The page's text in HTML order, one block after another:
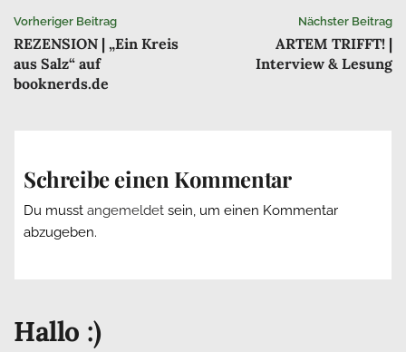
Beitrags-
Navigation
Vorheriger Beitrag
REZENSION | „Ein Kreis
aus Salz“ auf
booknerds.de
Nächster Beitrag
ARTEM TRIFFT! |
Interview & Lesung
Schreibe einen Kommentar
Du musst angemeldet sein, um einen Kommentar
abzugeben.
Hallo :)